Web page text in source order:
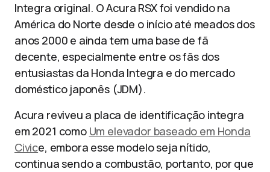
Integra original. O Acura RSX foi vendido na
América do Norte desde o início até meados dos
anos 2000 e ainda tem uma base de fã
decente, especialmente entre os fãs dos
entusiastas da Honda Integra e do mercado
doméstico japonês (JDM).
Acura reviveu a placa de identificação integra
em 2021 como Um elevador baseado em Honda
Civice, embora esse modelo seja nítido,
continua sendo a combustão, portanto, por que